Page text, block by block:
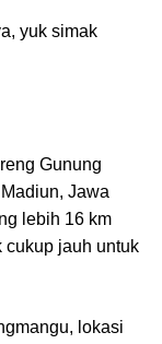
yuk simak
Gunung
Jawa
lebih 16 km
cukup jauh untuk
lokasi